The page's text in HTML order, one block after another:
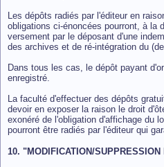
Les dépôts radiés par l'éditeur en
obligations ci-énoncées pourront, à la
versement par le déposant d'une
des archives et de ré-intégration du
Dans tous les cas, le dépôt payant
enregistré.
La faculté d'effectuer des dépôts
devoir en exposer la raison le droit
exonéré de l'obligation d'affichage du
pourront être radiés par l'éditeur qui
10. "MODIFICATION/